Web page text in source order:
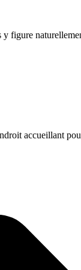
accueillant